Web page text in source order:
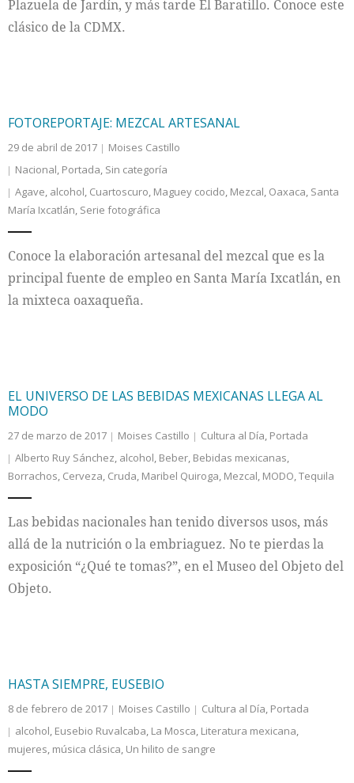
Plazuela de Jardín, y más tarde El Baratillo. Conoce este
clásico de la CDMX.
FOTOREPORTAJE: MEZCAL ARTESANAL
29 de abril de 2017
Moises Castillo
Nacional, Portada, Sin categoría
Agave, alcohol, Cuartoscuro, Maguey cocido, Mezcal, Oaxaca, Santa
María Ixcatlán, Serie fotográfica
Conoce la elaboración artesanal del mezcal que es la
principal fuente de empleo en Santa María Ixcatlán, en
la mixteca oaxaqueña.
EL UNIVERSO DE LAS BEBIDAS MEXICANAS LLEGA AL
MODO
27 de marzo de 2017 Moises Castillo Cultura al Día, Portada
Alberto Ruy Sánchez, alcohol, Beber, Bebidas mexicanas,
Borrachos, Cerveza, Cruda, Maribel Quiroga, Mezcal, MODO,Tequila
Las bebidas nacionales han tenido diversos usos, más
allá de la nutrición o la embriaguez. No te pierdas la
exposición “¿Qué te tomas?”, en el Museo del Objeto del
Objeto.
HASTA SIEMPRE, EUSEBIO
8 de febrero de 2017 Moises Castillo Cultura al Día, Portada
alcohol, Eusebio Ruvalcaba, La Mosca, Literatura mexicana,
mujeres, música clásica, Un hilito de sangre